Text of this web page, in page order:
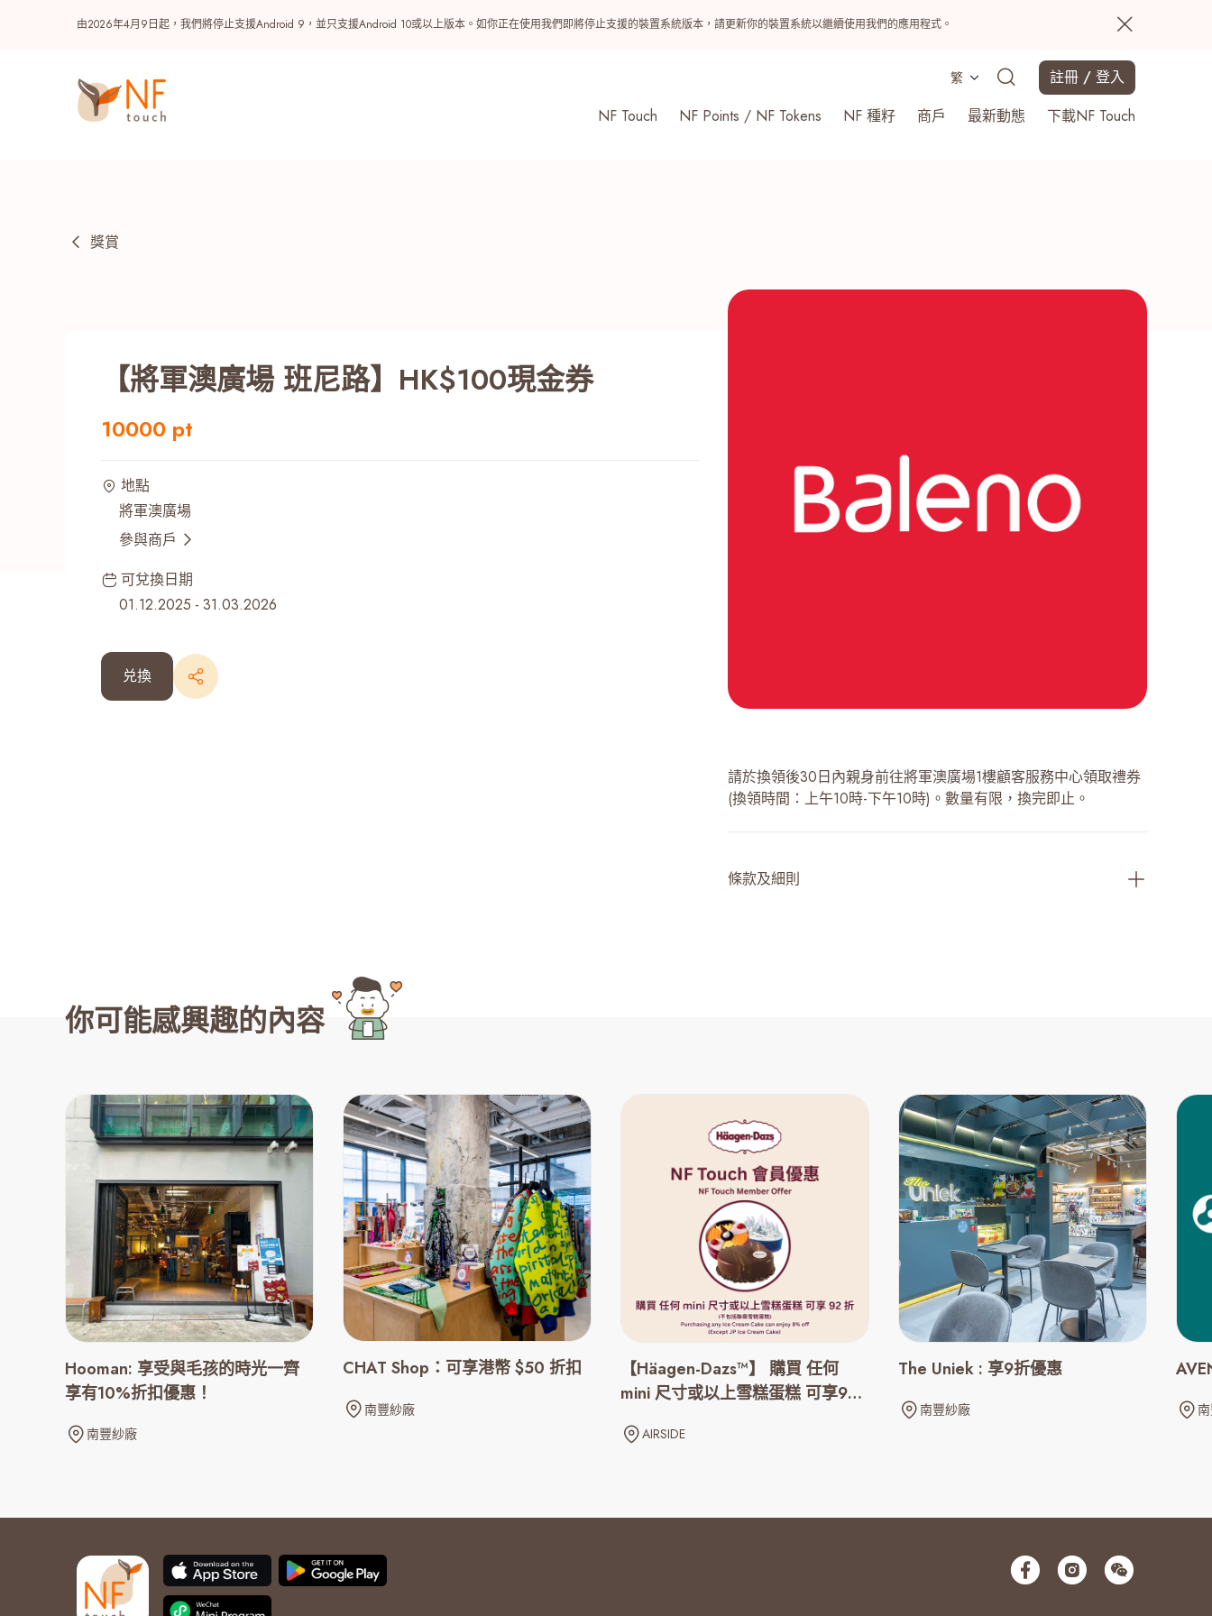
由2026年4月9日起，我們將停止支援Android 9，並只支援Android 10或以上版本。如你正在使用我們即將停止支援的裝置系統版本，請更新你的裝置系統以繼續使用我們的應用程式。
繁
註冊 / 登入
NF Touch
NF Points / NF Tokens NF 種籽 商戶 最新動態 下載NF Touch
NF 種籽 NF Points AIRSIDE 獎賞
最近搜尋紀錄
獎賞
【將軍澳廣場 班尼路】HK$100現金券
10000 pt
地點
將軍澳廣場
參與商戶
可兌換日期
01.12.2025 - 31.03.2026
兑換
請於換領後30日內親身前往將軍澳廣場1樓顧客服務中心領取禮券
(換領時間：上午10時-下午10時)。數量有限，換完即止。
條款及細則
你可能感興趣的內容
Hooman: 享受與毛孩的時光一齊
享有10%折扣優惠！
南豐紗廠
CHAT Shop：可享港幣 $50 折扣
南豐紗廠
【Häagen-Dazs™】 購買 任何
mini 尺寸或以上雪糕蛋糕 可享92
AIRSIDE
The Uniek : 享9折優惠
南豐紗廠